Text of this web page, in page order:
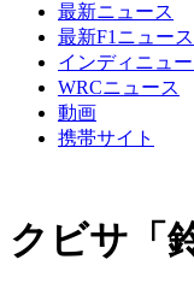
最新ニュース
最新F1ニュース
インディニュ
WRCニュース
動画
携帯サイト
クビサ「